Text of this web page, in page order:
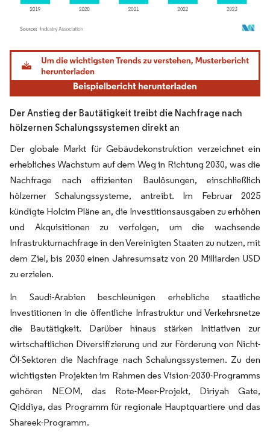
Bild © Mordor Intelligence. Wiederverwendung erfordert Namensnennung gemäß
Der Anstieg der Bautätigkeit treibt die Nachfrage nach
hölzernen Schalungssystemen direkt an
Der globale Markt für Gebäudekonstruktion verzeichnet ein
erhebliches Wachstum auf dem Weg in Richtung 2030, was die
Nachfrage nach effizienten Baulösungen, einschließlich
hölzerner Schalungssysteme, antreibt. Im Februar 2025
kündigte Holcim Pläne an, die Investitionsausgaben zu erhöhen
und Akquisitionen zu verfolgen, um die wachsende
Infrastrukturnachfrage in den Vereinigten Staaten zu nutzen, mit
dem Ziel, bis 2030 einen Jahresumsatz von 20 Milliarden USD
zu erzielen.
In Saudi-Arabien beschleunigen erhebliche staatliche
Investitionen in die öffentliche Infrastruktur und Verkehrsnetze
die Bautätigkeit. Darüber hinaus stärken Initiativen zur
wirtschaftlichen Diversifizierung und zur Förderung von Nicht-
Öl-Sektoren die Nachfrage nach Schalungssystemen. Zu den
wichtigsten Projekten im Rahmen des Vision-2030-Programms
gehören NEOM, das Rote-Meer-Projekt, Diriyah Gate,
Qiddiya, das Programm für regionale Hauptquartiere und das
Shareek-Programm.